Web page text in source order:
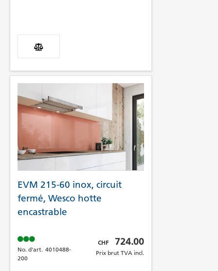
EVM 215-60 inox, circuit
fermé, Wesco hotte
encastrable
Prix brut TVA incl.
CHF 724.00
Prix brut TVA incl.
No. d'art. 4010488-
200